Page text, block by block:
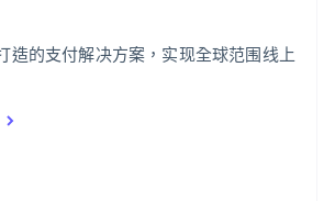
造的支付解决方案，实现全球范围线上